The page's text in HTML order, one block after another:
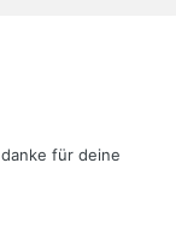
für deine